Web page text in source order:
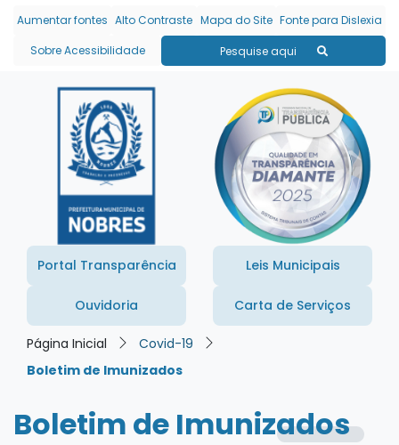
Seção de atalhos e
Ir para o conteúdo [alt+1]
Ir para o menu [alt+2]
Ir para a busca [alt+3]
Ir para o rodapé [alt+4]
Aumentar fontes Alto Contraste Mapa do Site Fonte para Dislexia
Sobre Acessibilidade
Pesquise aqui
Portal Transparência Leis Municipais
Ouvidoria Carta de Serviços
Página Inicial
Covid-19
Boletim de Imunizados
Boletim de Imunizados